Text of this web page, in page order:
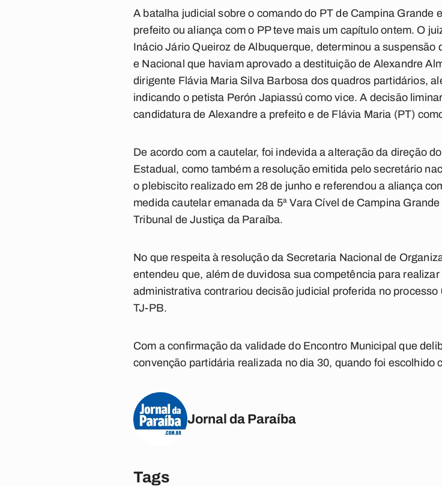
A batalha judicial sobre o comando do PT de Campina Grande
prefeito ou aliança com o PP teve mais um capítulo ontem. O
Inácio Jário Queiroz de Albuquerque, determinou a suspensão
e Nacional que haviam aprovado a destituição de Alexandre
dirigente Flávia Maria Silva Barbosa dos quadros partidários,
indicando o petista Perón Japiassú como vice. A decisão
candidatura de Alexandre a prefeito e de Flávia Maria (PT)
De acordo com a cautelar, foi indevida a alteração da direção
Estadual, como também a resolução emitida pelo secretário
o plebiscito realizado em 28 de junho e referendou a aliança
medida cautelar emanada da 5ª Vara Cível de Campina
Tribunal de Justiça da Paraíba.
No que respeita à resolução da Secretaria Nacional de
entendeu que, além de duvidosa sua competência para
administrativa contrariou decisão judicial proferida no
TJ-PB.
Com a confirmação da validade do Encontro Municipal que
convenção partidária realizada no dia 30, quando foi escolhido
Jornal da Paraíba
Tags